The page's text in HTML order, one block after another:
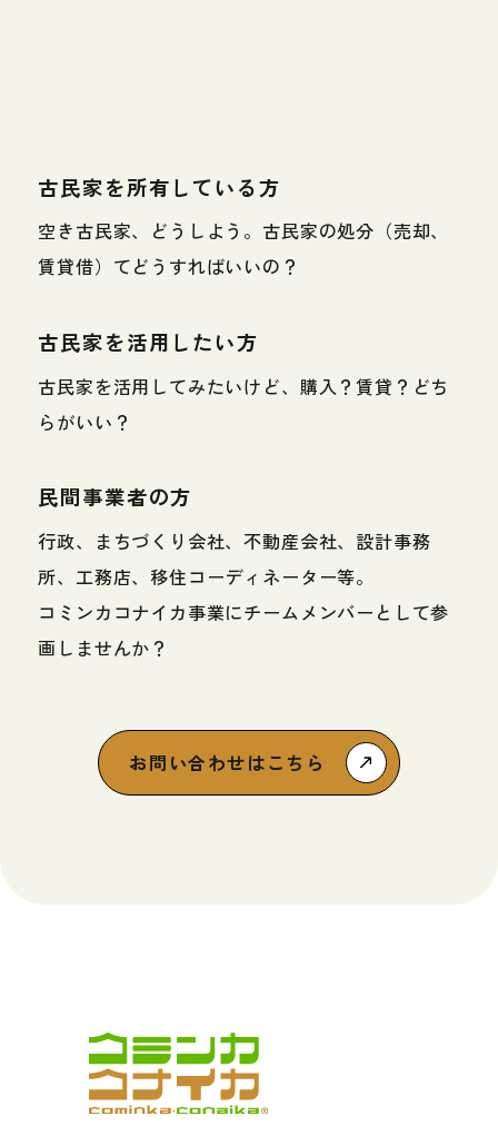
古民家を所有している方
空き古民家、どうしよう。古民家の処分（売却、
賃貸借）てどうすればいいの？
古民家を活用したい方
古民家を活用してみたいけど、購入？賃貸？どち
らがいい？
民間事業者の方
行政、まちづくり会社、不動産会社、設計事務
所、工務店、移住コーディネーター等。
コミンカコナイカ事業にチームメンバーとして参
画しませんか？
お問い合わせはこちら